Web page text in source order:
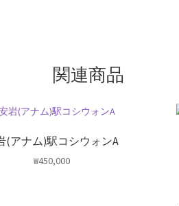
関連商品
(アナム)駅コシウォンA
₩450,000